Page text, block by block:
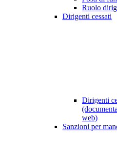
Ruolo
Dirigenti cessati
Dirigenti
web)
Sanzioni per